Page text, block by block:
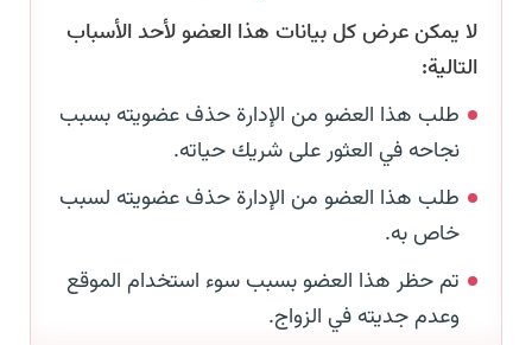
لا يمكن عرض كل بيانات هذا العضو لأحد الأسباب
التالية:
طلب هذا العضو من الإدارة حذف عضويته بسبب
نجاحه في العثور على شريك حياته.
طلب هذا العضو من الإدارة حذف عضويته لسبب
خاص به.
تم حظر هذا العضو بسبب سوء استخدام الموقع
وعدم جديته في الزواج.